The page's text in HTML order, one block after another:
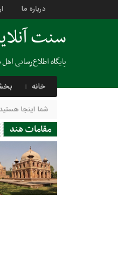
درباره ما
سنت
پایگاه اطلاع‌رسانی
خانه
شما اینجا
مقامات هند
18 اکتبر 2018